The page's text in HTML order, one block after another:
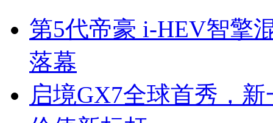
第5代帝豪 i-HEV智擎
落幕
启境GX7全球首秀，